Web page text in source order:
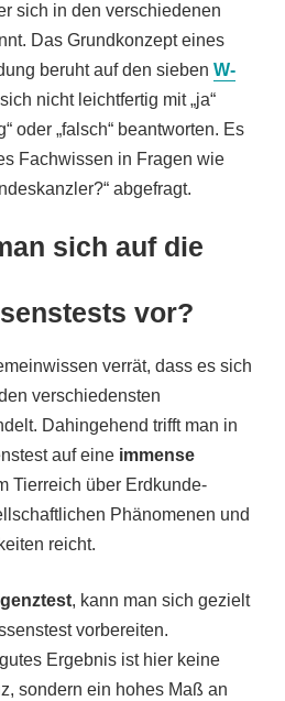
sich in den verschiedenen
Das Grundkonzept eines
beruht auf den sieben W-
nicht leichtfertig mit „ja“
oder „falsch“ beantworten. Es
Fachwissen in Fragen wie
abgefragt.
sich auf die
vor?
verrät, dass es sich
verschiedensten
Dahingehend trifft man in
auf eine immense
Tierreich über Erdkunde-
Phänomenen und
reicht.
, kann man sich gezielt
vorbereiten.
Ergebnis ist hier keine
sondern ein hohes Maß an